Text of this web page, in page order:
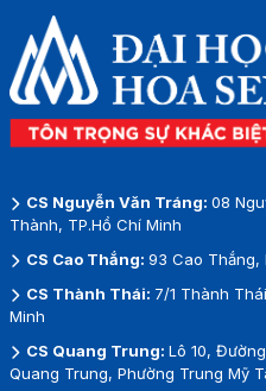
CS Nguyễn Văn Tráng: 08
Thành, TP.Hồ Chí Minh
CS Cao Thắng: 93 Cao Thắng,
CS Thành Thái: 7/1 Thành
Minh
CS Quang Trung: Lô 10,
Quang Trung, Phường Trung Mỹ